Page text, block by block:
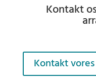
Kontakt
Kontakt